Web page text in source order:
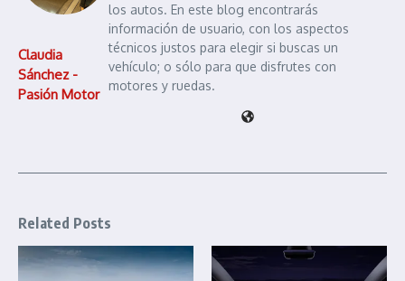
Claudia
Sánchez -
Pasión Motor
los autos. En este blog encontrarás
información de usuario, con los aspectos
técnicos justos para elegir si buscas un
vehículo; o sólo para que disfrutes con
motores y ruedas.
Related Posts